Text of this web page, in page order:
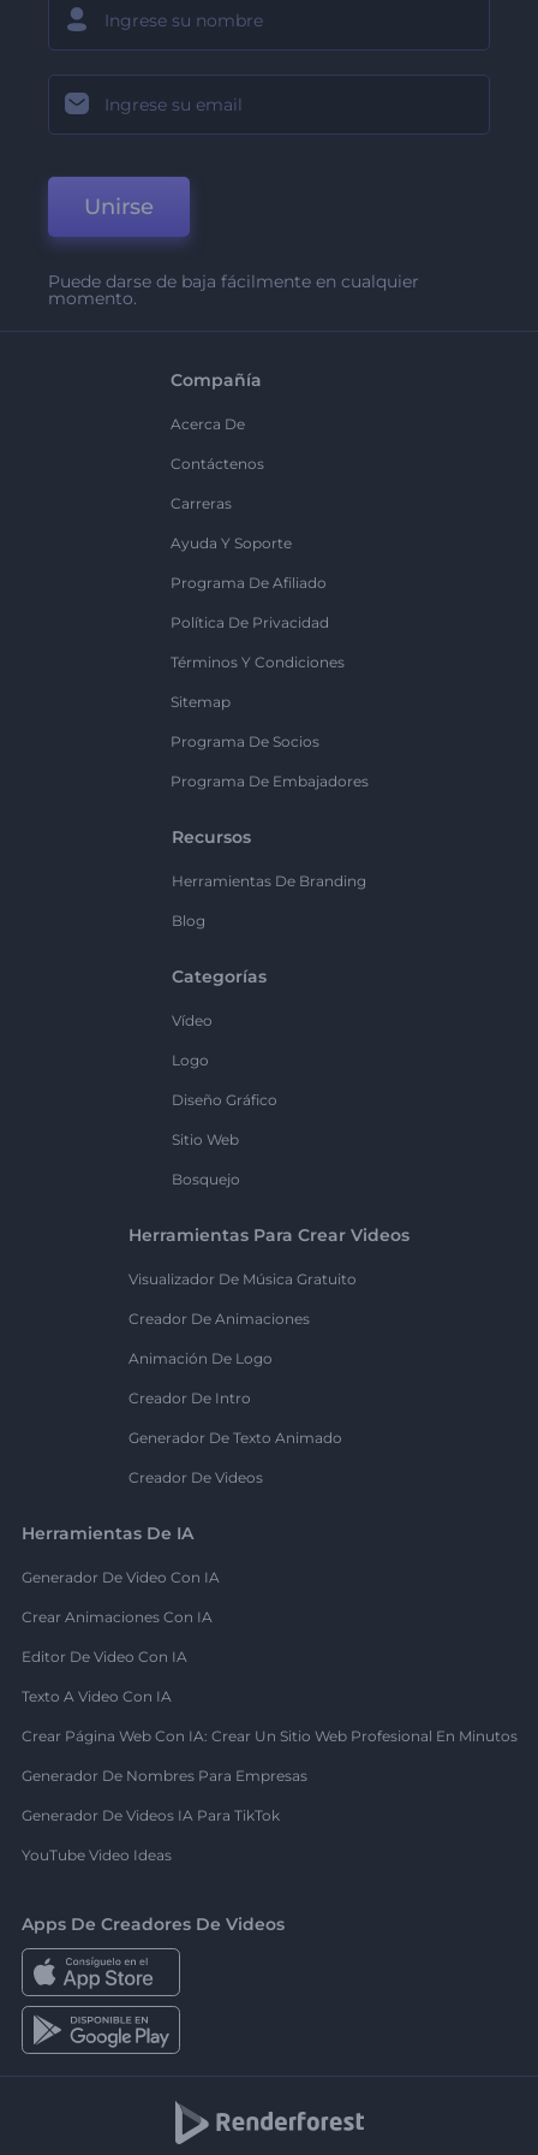
Unirse
Puede darse de baja fácilmente en cualquier
momento.
Compañía
Acerca De
Contáctenos
Carreras
Ayuda Y Soporte
Programa De Afiliado
Política De Privacidad
Términos Y Condiciones
Sitemap
Programa De Socios
Programa De Embajadores
Recursos
Herramientas De Branding
Blog
Categorías
Vídeo
Logo
Diseño Gráfico
Sitio Web
Bosquejo
Herramientas Para Crear Videos
Visualizador De Música Gratuito
Creador De Animaciones
Animación De Logo
Creador De Intro
Generador De Texto Animado
Creador De Videos
Herramientas De IA
Generador De Video Con IA
Crear Animaciones Con IA
Editor De Video Con IA
Texto A Video Con IA
Crear Página Web Con IA: Crear Un Sitio Web Profesional En Minutos
Generador De Nombres Para Empresas
Generador De Videos IA Para TikTok
YouTube Video Ideas
Apps De Creadores De Videos